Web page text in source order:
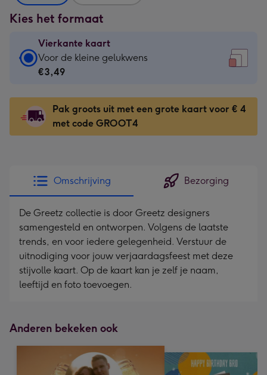
Kies het formaat
Vierkante kaart
Vierkante
kaart
€3,49
-
Voor
-
Dimensions:
130
x
130
mm
Voor de kleine gelukwens
€3,49
Pak groots uit met een grote kaart voor € 4
met code GROOT4
Omschrijving Bezorging
De Greetz collectie is door Greetz designers
samengesteld en ontworpen. Volgens de laatste
trends, en voor iedere gelegenheid. Verstuur de
uitnodiging voor jouw verjaardagsfeest met deze
stijvolle kaart. Op de kaart kan je zelf je naam,
leeftijd en foto toevoegen.
Anderen bekeken ook